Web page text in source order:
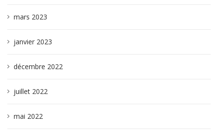
mars 2023
janvier 2023
décembre 2022
juillet 2022
mai 2022